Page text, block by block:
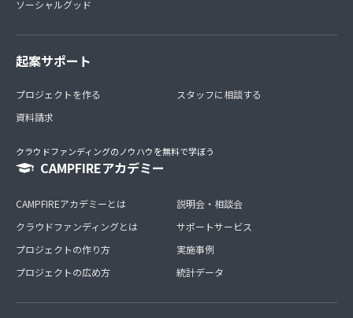
ソーシャルグッド
起案サポート
プロジェクトを作る
資料請求
スタッフに相談する
クラウドファンディングのノウハウを無料で学ぼう
CAMPFIREアカデミー
CAMPFIREアカデミーとは
クラウドファンディングとは
プロジェクトの作り方
プロジェクトの広め方
説明会・相談会
サポートサービス
実施事例
統計データ